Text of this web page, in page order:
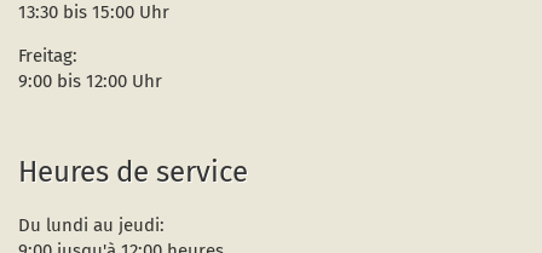
13:30 bis 15:00 Uhr
Freitag:
9:00 bis 12:00 Uhr
Heures de service
Du lundi au jeudi: